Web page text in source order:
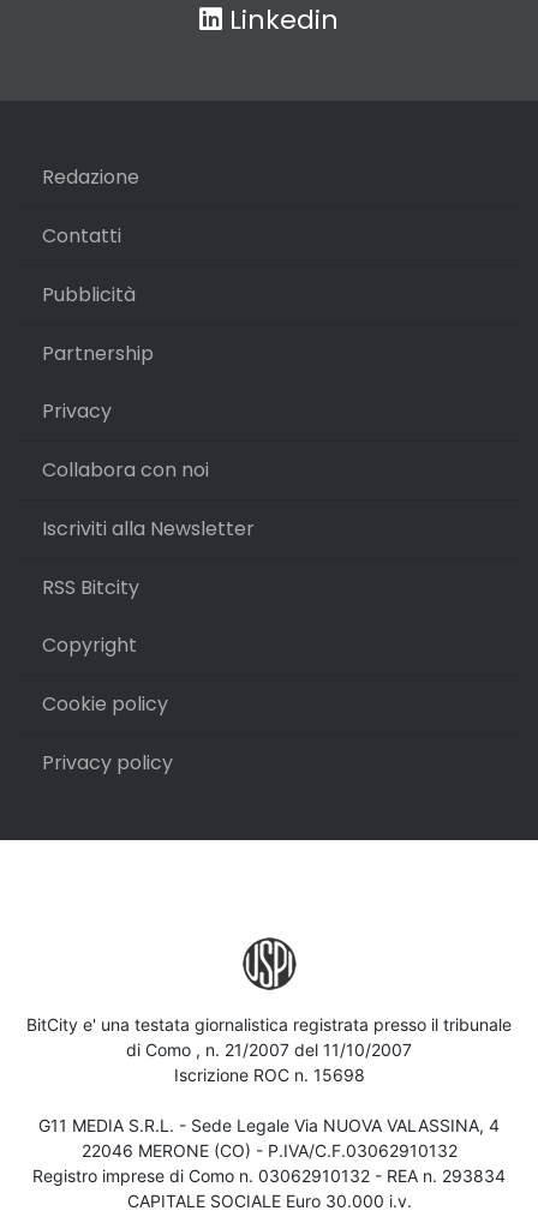
Linkedin
Redazione
Contatti
Pubblicità
Partnership
Privacy
Collabora con noi
Iscriviti alla Newsletter
RSS Bitcity
Copyright
Cookie policy
Privacy policy
BitCity e' una testata giornalistica registrata presso il tribunale
di Como , n. 21/2007 del 11/10/2007
Iscrizione ROC n. 15698
G11 MEDIA S.R.L. - Sede Legale Via NUOVA VALASSINA, 4
22046 MERONE (CO) - P.IVA/C.F.03062910132
Registro imprese di Como n. 03062910132 - REA n. 293834
CAPITALE SOCIALE Euro 30.000 i.v.